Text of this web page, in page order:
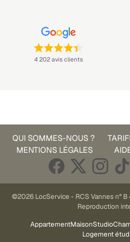
Note : 4,4 sur 5 —
4 202 avis clients
QUI SOMMES-NOUS ?
MENTIONS LÉGALES
©2026 LocService - RCS Vannes n° B
Reproduction
AppartementMaisonStudio
Logement